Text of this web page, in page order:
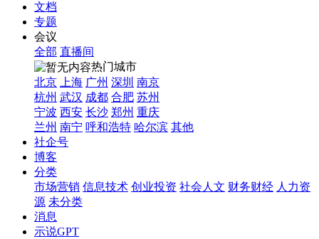
文档
专题
会议
全部 直播间
热门城市
北京
上海 广州 深圳 南京
杭州 武汉 成都 合肥 苏州
宁波 西安 长沙 郑州 重庆
兰州 南宁 呼和浩特 哈尔滨 其他
社企号
博客
分类
市场营销 信息技术 创业投资 社会人文 财务财经 人力资
源 未分类
消息
示说GPT